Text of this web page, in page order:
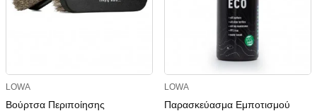
LOWA
Βούρτσα Περιποίησης
LOWA
Παρασκεύασμα Eμποτισμού